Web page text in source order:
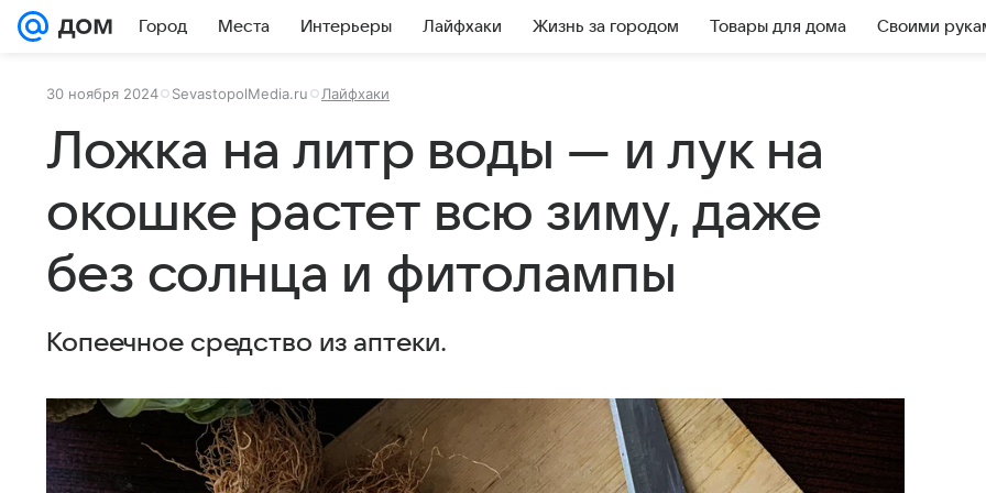
Город Места Интерьеры Лайфхаки Жизнь за городом Товары для дома Своими
30 ноября 2024 SevastopolMedia.ru Лайфхаки
Ложка на литр воды — и лук на
окошке растет всю зиму, даже
без солнца и фитолампы
Копеечное средство из аптеки.